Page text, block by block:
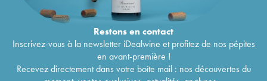
Restons encontact
Inscrivez-vous à la newsletter iDealwine et profitez de nos pépites
en avant-première !
Recevez directement dans votre boîte mail : nos découvertes du